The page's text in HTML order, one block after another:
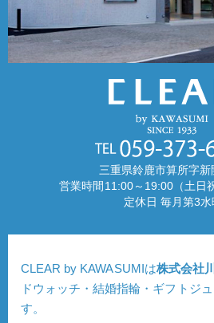
三重県鈴鹿市算所字新
営業時間11:00～19:00（土日
定休日 毎月第3水
CLEAR by KAWASUMIは株式会社
ドウォッチ・結婚指輪・ギフトジ
す。